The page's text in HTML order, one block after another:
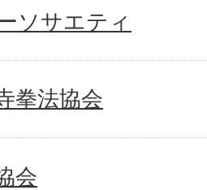
ソサエティ
拳法協会
会